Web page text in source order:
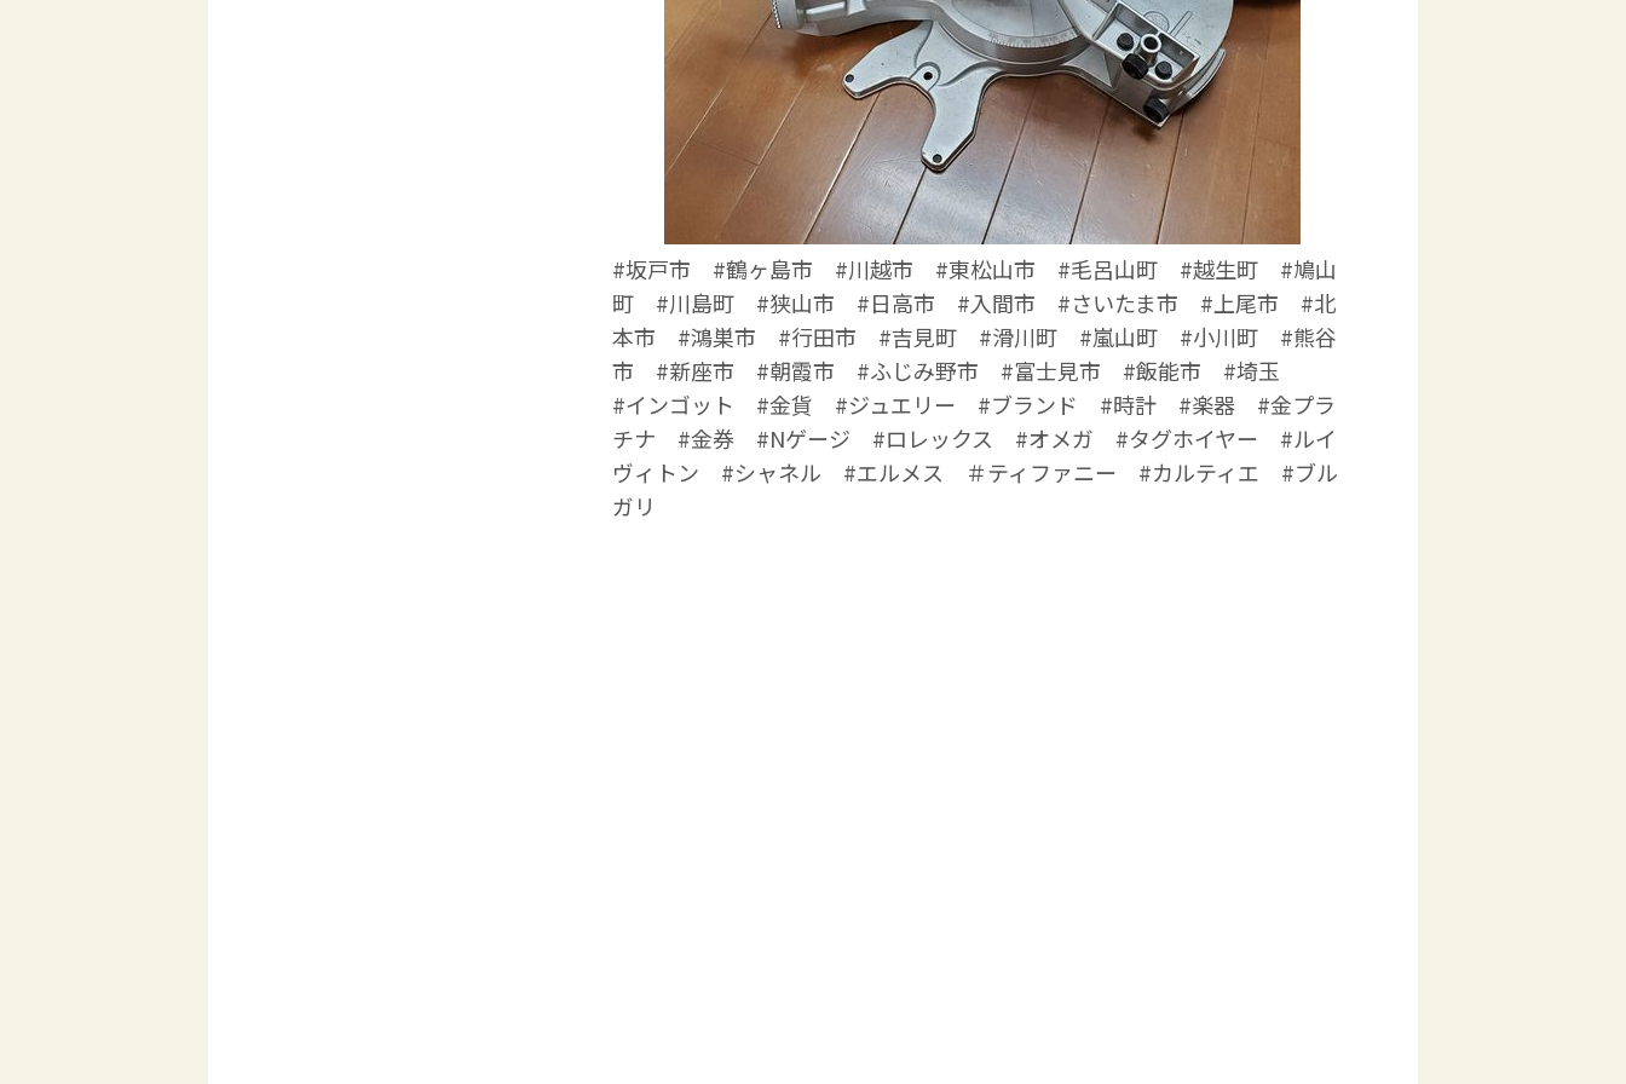
#坂戸市 #鶴ヶ島市 #川越市 #東松山市 #毛呂山町 #越生町 #鳩山
町 #川島町 #狭山市 #日高市 #入間市 #さいたま市 #上尾市 #北
本市 #鴻巣市 #行田市 #吉見町 #滑川町 #嵐山町 #小川町 #熊谷
市 #新座市 #朝霞市 #ふじみ野市 #富士見市 #飯能市 #埼玉
#インゴット #金貨 #ジュエリー #ブランド #時計 #楽器 #金プラ
チナ #金券 #Nゲージ #ロレックス #オメガ #タグホイヤー #ルイ
ヴィトン #シャネル #エルメス ＃ティファニー #カルティエ #ブル
ガリ